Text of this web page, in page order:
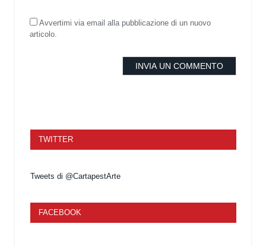
Avvertimi via email alla pubblicazione di un nuovo
articolo.
TWITTER
Tweets di @CartapestArte
FACEBOOK